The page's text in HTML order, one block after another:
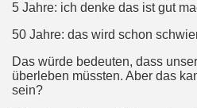
5 Jahre: ich denke das ist gut
50 Jahre: das wird schon
Das würde bedeuten, dass
überleben müssten. Aber das
sein?